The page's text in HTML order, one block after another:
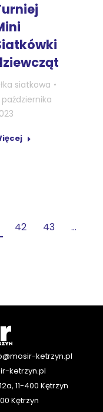
siatkowa
października
42 43
…
ketrzyn.pl
ketrzyn.pl
11-400 Kętrzyn
Kętrzyn